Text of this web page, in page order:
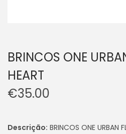
BRINCOS ONE
HEART
€35.00
Descrição: BRINCOS ONE URBAN